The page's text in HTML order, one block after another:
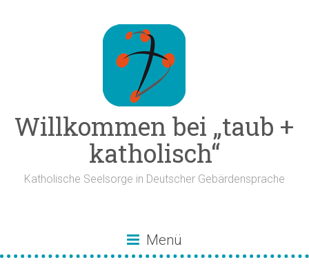
Willkommen bei „taub +
katholisch“
Katholische Seelsorge in Deutscher Gebärdensprache
Menü